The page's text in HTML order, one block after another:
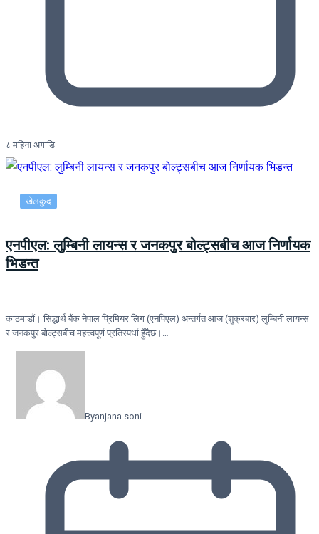
८ महिना अगाडि
खेलकुद
एनपीएल: लुम्बिनी लायन्स र जनकपुर बोल्ट्सबीच आज निर्णायक
भिडन्त
काठमाडौं। सिद्धार्थ बैंक नेपाल प्रिमियर लिग (एनपिएल) अन्तर्गत आज (शुक्रबार) लुम्बिनी लायन्स
र जनकपुर बोल्ट्सबीच महत्त्वपूर्ण प्रतिस्पर्धा हुँदैछ।…
Byanjana soni